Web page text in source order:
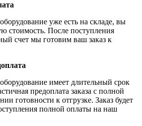
уже есть на складе, вы
стоимость. После поступления
счет мы готовим ваш заказ к
имеет длительный срок
предоплата заказа с полной
готовности к отгрузке. Заказ будет
полной оплаты на наш